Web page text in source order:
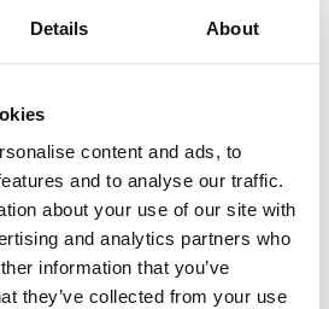
Details About
content and ads, to
and to analyse our traffic.
about your use of our site with
and analytics partners who
information that you’ve
they’ve collected from your use
Med plats för ca två personal ger
av enklare mat, dryck eller
barcontainer. Containern är som
belysning i form av 3 spotlights.
på hur den kan inredas.